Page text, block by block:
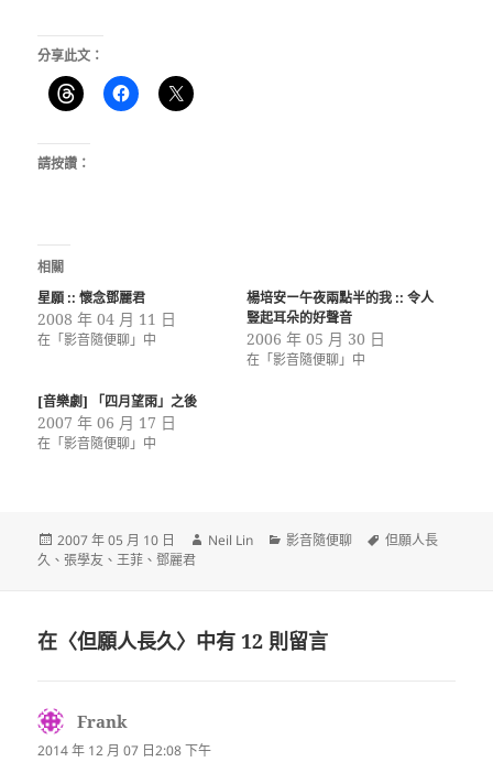
分享此文：
請按讚：
相關
星願 :: 懷念鄧麗君
2008 年 04 月 11 日
在「影音隨便聊」中
楊培安ー午夜兩點半的我 :: 令人
豎起耳朵的好聲音
2006 年 05 月 30 日
在「影音隨便聊」中
[音樂劇] 「四月望雨」之後
2007 年 06 月 17 日
在「影音隨便聊」中
發
佈
2007 年 05 月 10 日
作
Neil Lin
分
影音隨便聊
標
但願人長
久 、張學友 、王菲 、鄧麗君
在〈但願人長久〉中有 12 則留言
Frank
示:
2014 年 12 月 07 日2:08 下午